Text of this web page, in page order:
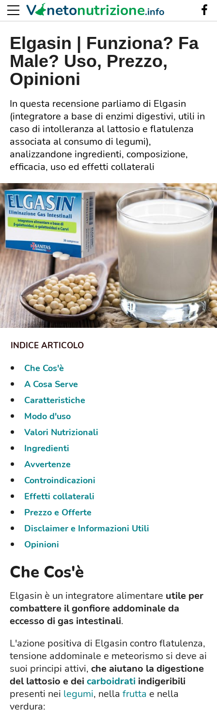
Elgasin | Funziona? Fa
Male? Uso, Prezzo,
Opinioni
In questa recensione parliamo di Elgasin
(integratore a base di enzimi digestivi, utili in
caso di intolleranza al lattosio e flatulenza
associata al consumo di legumi),
analizzandone ingredienti, composizione,
efficacia, uso ed effetti collaterali
Che Cos'è
A Cosa Serve
Caratteristiche
Modo d'uso
Valori Nutrizionali
Ingredienti
Avvertenze
Controindicazioni
Effetti collaterali
Prezzo e Offerte
Disclaimer e Informazioni Utili
Opinioni
Che Cos'è
Elgasin è un integratore alimentare utile per
combattere il gonfiore addominale da
eccesso di gas intestinali.
L'azione positiva di Elgasin contro flatulenza,
tensione addominale e meteorismo si deve ai
suoi principi attivi, che aiutano la digestione
del lattosio e dei carboidrati indigeribili
presenti nei legumi, nella frutta e nella
verdura:
V netonutrizione.info